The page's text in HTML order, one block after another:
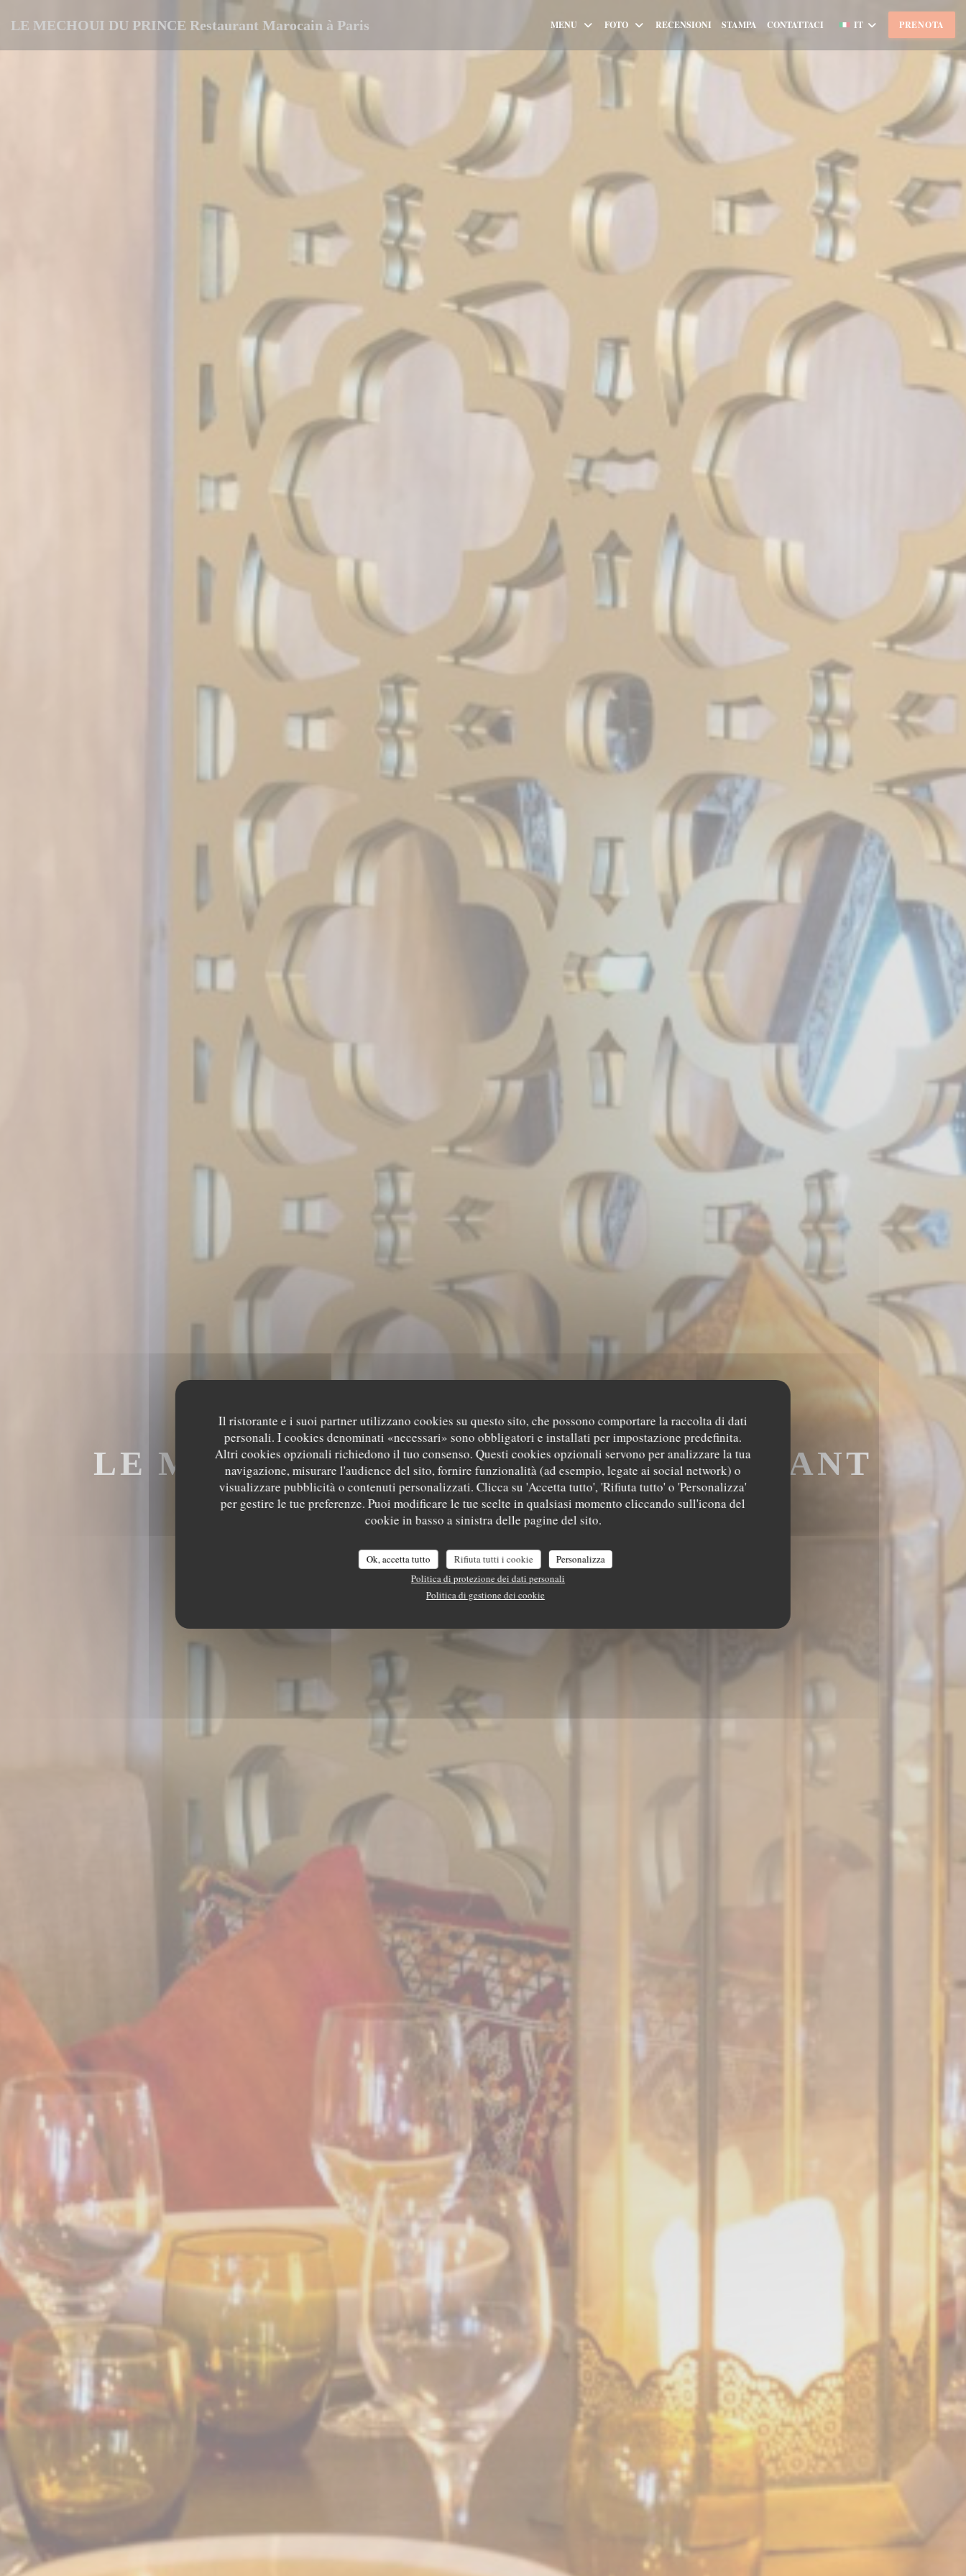
Il ristorante e i suoi partner utilizzano cookies su questo sito, che possono comportare la raccolta di dati
personali. I cookies denominati «necessari» sono obbligatori e installati per impostazione predefinita.
Altri cookies opzionali richiedono il tuo consenso. Questi cookies opzionali servono per analizzare la tua
navigazione, misurare l'audience del sito, fornire funzionalità (ad esempio, legate ai social network) o
visualizzare pubblicità o contenuti personalizzati. Clicca su 'Accetta tutto', 'Rifiuta tutto' o 'Personalizza'
per gestire le tue preferenze. Puoi modificare le tue scelte in qualsiasi momento cliccando sull'icona del
cookie in basso a sinistra delle pagine del sito.
Ok, accetta tutto Rifiuta tutti i cookie
Personalizza
Politica di protezione dei dati personali
Politica di gestione dei cookie
LE MECHOUI DU PRINCE Restaurant Marocain à Paris MENU FOTO RECENSIONI STAMPA CONTATTACI IT PRENOTA
LE MECHOUI DU PRINCE RESTAURANT
MAROCAIN À PARIS
LE MECHOUI DU PRINCE RESTAURANT
PRENOTA